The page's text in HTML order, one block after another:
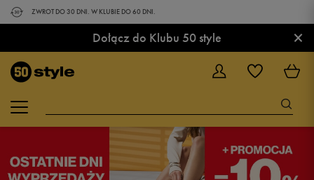
ZWROT DO 30 DNI. W KLUBIE DO 60 DNI.
Dołącz do Klubu 50 style ×